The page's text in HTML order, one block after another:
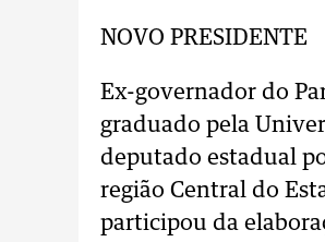
NOVO PRESIDENTE
Ex-governador do
graduado pela
deputado estadual
região Central do
participou da